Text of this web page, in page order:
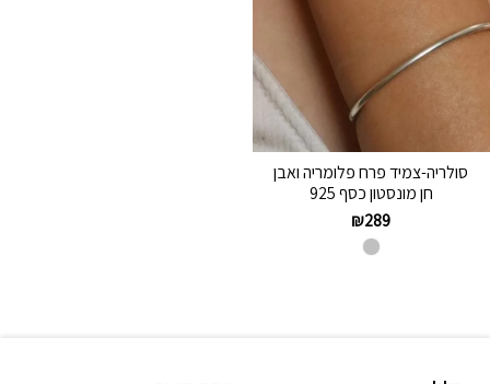
סולריה-צמיד פרח פלומריה ואבן
חן מונסטון כסף 925
₪289